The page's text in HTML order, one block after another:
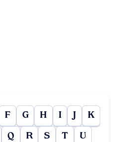
F G H I J K
Q R S T U